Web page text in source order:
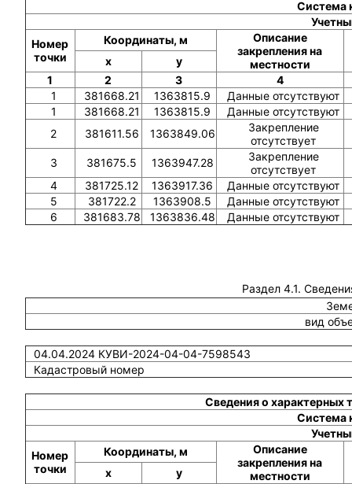
Система
Номер
точки
Координаты, м
Описание
закрепления на
местности
x
y
1
2 3
4
1
381668.21 1363815.9
Данные отсутствуют
1
381668.21 1363815.9
Данные отсутствуют
2
381611.56 1363849.06
Закрепление
отсутствует
3
381675.5 1363947.28
Закрепление
отсутствует
4
381725.12 1363917.36
Данные отсутствуют
5
381722.2 1363908.5
Данные отсутствуют
6
381683.78 1363836.48 Данные отсутствуют
Раздел 4.1.
вид
04.04.2024 КУВИ-2024-04-04-7598543
Кадастровый номер
Сведения о характерных
Система
Номер
точки
Координаты, м
Описание
закрепления на
местности
x
y